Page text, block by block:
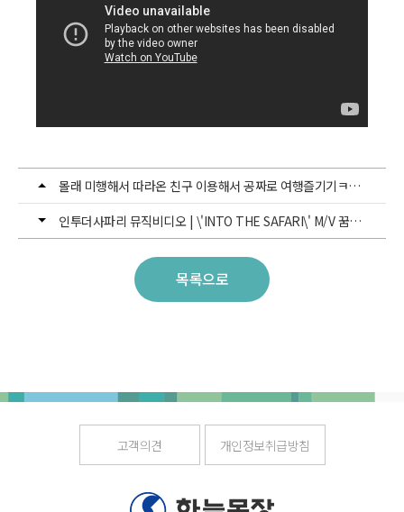
몰래 미행해서 따라온 친구 이용해서 공짜로 여행즐기기ㅋㅋㅋㅋ
인투더사파리 뮤직비디오 | \'INTO THE SAFARI\' M/V 꿈과 소망을 전하는 행복을 춤추는 아이들 [사파리댄스팀]
목록으로
고객의견 개인정보취급방침